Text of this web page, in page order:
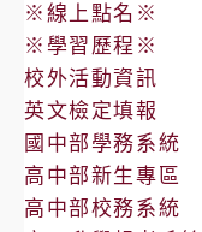
※線上點名※
※學習歷程※
校外活動資訊
英文檢定填報
國中部學務系統
高中部新生專區
高中部校務系統